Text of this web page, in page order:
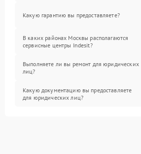
Какую гарантию вы предоставляете?
В каких районах Москвы располагаются
сервисные центры Indesit?
Выполняете ли вы ремонт для юридических
лиц?
Какую документацию вы предоставляете
для юридических лиц?